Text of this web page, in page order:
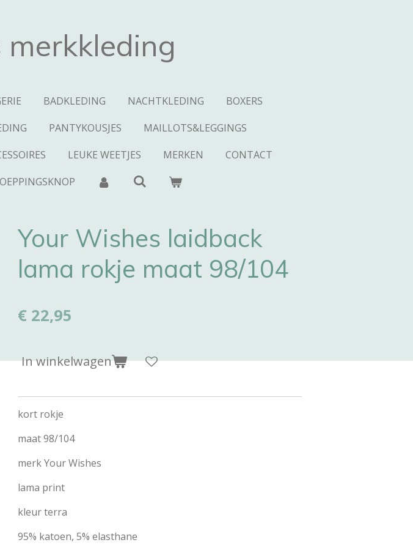
BADKLEDING NACHTKLEDING
BOXERS
PANTYKOUSJES
MAILLOTS&LEGGINGS
LEUKE WEETJES MERKEN
CONTACT
Your Wishes laidback
lama rokje maat 98/104
€ 22,95
In winkelwagen
kort rokje
maat 98/104
merk Your Wishes
lama print
kleur terra
95% katoen, 5% elasthane